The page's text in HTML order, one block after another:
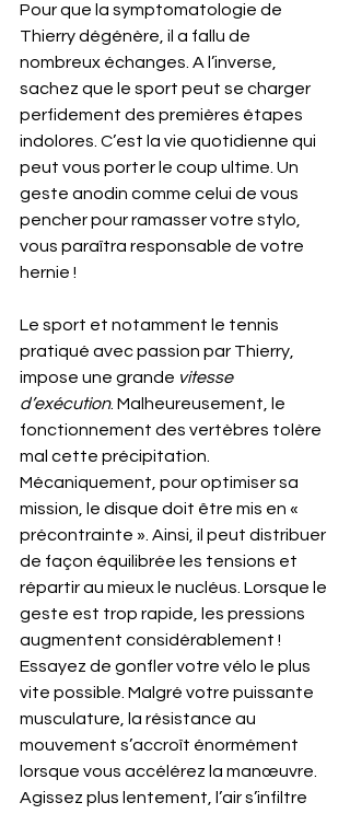
Pour que la symptomatologie de
Thierry dégénère, il a fallu de
nombreux échanges. A l’inverse,
sachez que le sport peut se charger
perfidement des premières étapes
indolores. C’est la vie quotidienne qui
peut vous porter le coup ultime. Un
geste anodin comme celui de vous
pencher pour ramasser votre stylo,
vous paraîtra responsable de votre
hernie !
Le sport et notamment le tennis
pratiqué avec passion par Thierry,
impose une grande vitesse
d’exécution. Malheureusement, le
fonctionnement des vertèbres tolère
mal cette précipitation.
Mécaniquement, pour optimiser sa
mission, le disque doit être mis en «
précontrainte ». Ainsi, il peut distribuer
de façon équilibrée les tensions et
répartir au mieux le nucléus. Lorsque le
geste est trop rapide, les pressions
augmentent considérablement !
Essayez de gonfler votre vélo le plus
vite possible. Malgré votre puissante
musculature, la résistance au
mouvement s’accroît énormément
lorsque vous accélérez la manœuvre.
Agissez plus lentement, l’air s’infiltre